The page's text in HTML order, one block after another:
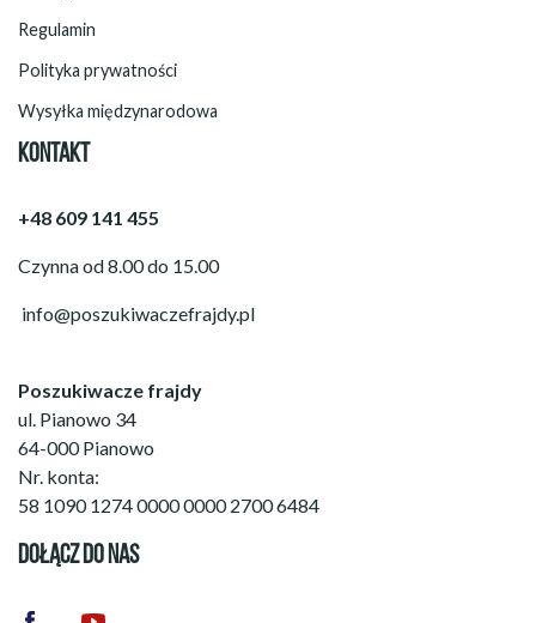
Regulamin
Polityka prywatności
Wysyłka międzynarodowa
KONTAKT
+48 609 141 455
Czynna od 8.00 do 15.00
info@poszukiwaczefrajdy.pl
Poszukiwacze frajdy
ul. Pianowo 34
64-000 Pianowo
Nr. konta:
58 1090 1274 0000 0000 2700 6484
DOŁĄCZ DO NAS